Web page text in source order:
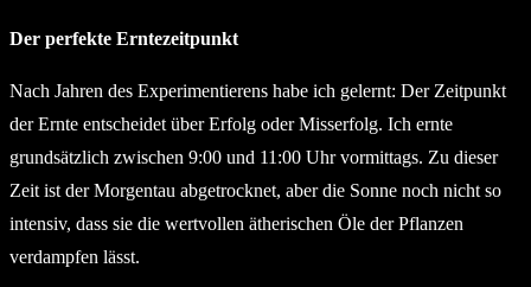
Der perfekte Erntezeitpunkt
Nach Jahren des Experimentierens habe ich gelernt: Der Zeitpunkt
der Ernte entscheidet über Erfolg oder Misserfolg. Ich ernte
grundsätzlich zwischen 9:00 und 11:00 Uhr vormittags. Zu dieser
Zeit ist der Morgentau abgetrocknet, aber die Sonne noch nicht so
intensiv, dass sie die wertvollen ätherischen Öle der Pflanzen
verdampfen lässt.